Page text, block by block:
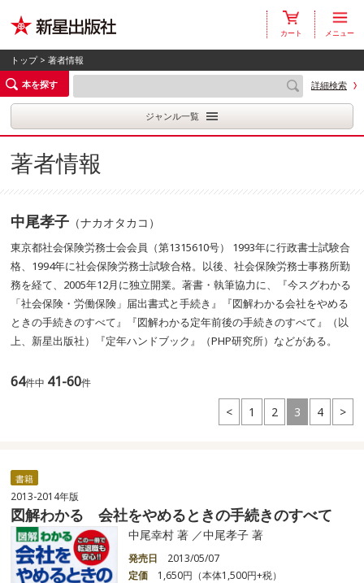
カート メニュー
トップ> 著者情報
本を探す
詳細検索
ジャンル一覧
著者情報
中尾孝子 （ナカオタカコ）
東京都社会保険労務士会会員（第1315610号） 1993年に行政書士試験合
格、1994年に社会保険労務士試験合格。以後、社会保険労務士事務所勤
務を経て、2005年12月に独立開業。著書・執筆協力に、『今スグわかる
「社会保険・労働保険」届出書式と手続き』『図解わかる会社をやめる
ときの手続きのすべて』『図解わかる定年前後の手続きのすべて』（以
上、新星出版社）『定年ハンドブック』（PHP研究所）などがある。
64件中 41-60件
< 1 2 3 4 >
書籍
2013-2014年版
図解わかる 会社をやめるときの手続きのすべて
中尾幸村 著 ／中尾孝子 著
発売日
2013/05/07
定価
1,650円（本体1,500円+税）